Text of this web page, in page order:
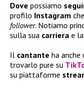
Dove possiamo
profilo Instagram
follower. Notiamo
sulla sua carriera e
Il cantante ha anche
trovarlo pure su
su piattaforme